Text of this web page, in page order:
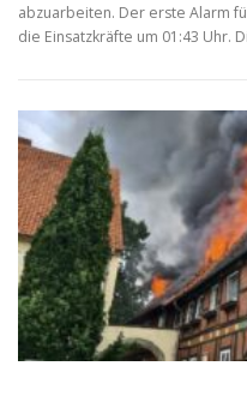
abzuarbeiten. Der erste Alarm
die Einsatzkräfte um 01:43 Uhr.